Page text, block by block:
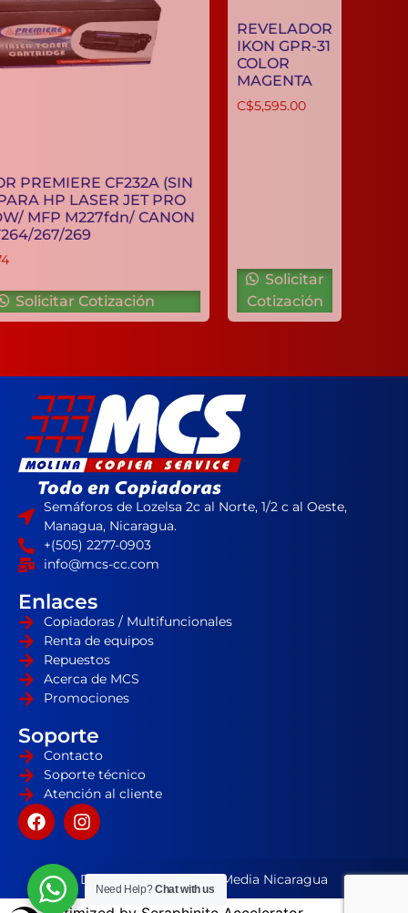
TAMBOR PREMIERE CF232A (SIN
CHIP) PARA HP LASER JET PRO
M203DW/ MFP M227fdn/ CANON
051 MF264/267/269
Solicitar Cotización
IKON GPR-31
Semáforos de Lozelsa 2c al Norte, 1/2 c al Oeste,
Managua, Nicaragua.
+(505) 2277-0903
info@mcs-cc.com
Enlaces
Copiadoras / Multifuncionales
Renta de equipos
Repuestos
Acerca de MCS
Promociones
Soporte
Contacto
Soporte técnico
Atención al cliente
Desarrollador por HD Media Nicaragua
Need Help?Chat with us